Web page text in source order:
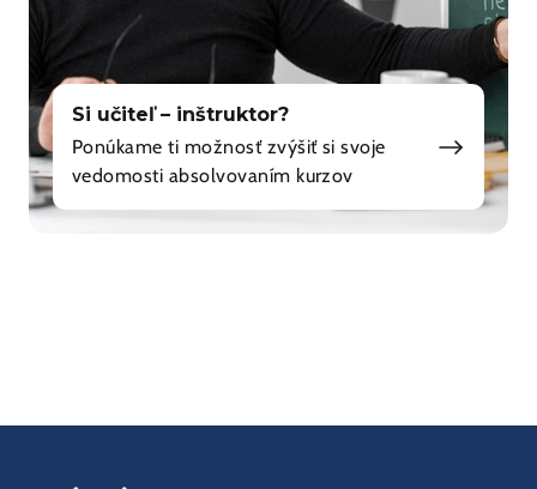
Si učiteľ – inštruktor?
Ponúkame ti možnosť zvýšiť si svoje
vedomosti absolvovaním kurzov